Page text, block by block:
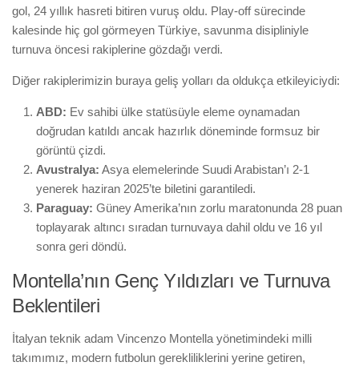
gol, 24 yıllık hasreti bitiren vuruş oldu. Play-off sürecinde
kalesinde hiç gol görmeyen Türkiye, savunma disipliniyle
turnuva öncesi rakiplerine gözdağı verdi.
Diğer rakiplerimizin buraya geliş yolları da oldukça etkileyiciydi:
ABD: Ev sahibi ülke statüsüyle eleme oynamadan
doğrudan katıldı ancak hazırlık döneminde formsuz bir
görüntü çizdi.
Avustralya: Asya elemelerinde Suudi Arabistan’ı 2-1
yenerek haziran 2025’te biletini garantiledi.
Paraguay: Güney Amerika’nın zorlu maratonunda 28 puan
toplayarak altıncı sıradan turnuvaya dahil oldu ve 16 yıl
sonra geri döndü.
Montella’nın Genç Yıldızları ve Turnuva
Beklentileri
İtalyan teknik adam Vincenzo Montella yönetimindeki milli
takımımız, modern futbolun gerekliliklerini yerine getiren,